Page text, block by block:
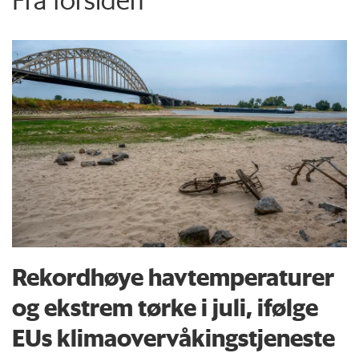
Rekordhøye havtemperaturer
og ekstrem tørke i juli, ifølge
EUs klima­overvåkings­tjeneste